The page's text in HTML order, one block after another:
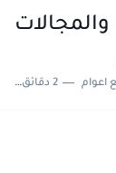
اعوام 2 دقائق للقراءة